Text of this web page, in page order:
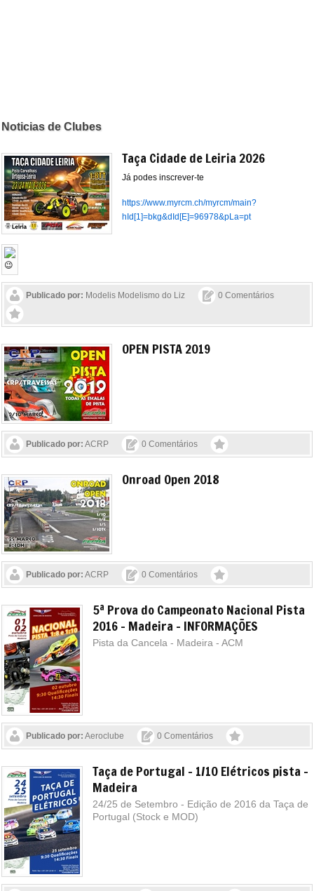
Noticias de Clubes
Taça Cidade de Leiria 2026
Já podes inscrever-te
https://www.myrcm.ch/myrcm/main?
hId[1]=bkg&dId[E]=96978&pLa=pt
Publicado por: Modelis Modelismo do Liz 0 Comentários
OPEN PISTA 2019
Publicado por: ACRP 0 Comentários
Onroad Open 2018
Publicado por: ACRP 0 Comentários
5ª Prova do Campeonato Nacional Pista
2016 - Madeira - INFORMAÇÕES
Pista da Cancela - Madeira - ACM
Publicado por: Aeroclube 0 Comentários
Taça de Portugal - 1/10 Elétricos pista -
Madeira
24/25 de Setembro - Edição de 2016 da Taça de
Portugal (Stock e MOD)